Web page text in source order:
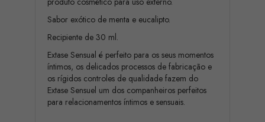
Sabor exótico de menta e eucalipto.
Recipiente de 30 ml.
Extase Sensual é perfeito para os seus momentos
íntimos, os delicados processos de fabricação e
os rígidos controles de qualidade fazem do
Extase Sensuel um dos companheiros perfeitos
para relacionamentos íntimos e sensuais.